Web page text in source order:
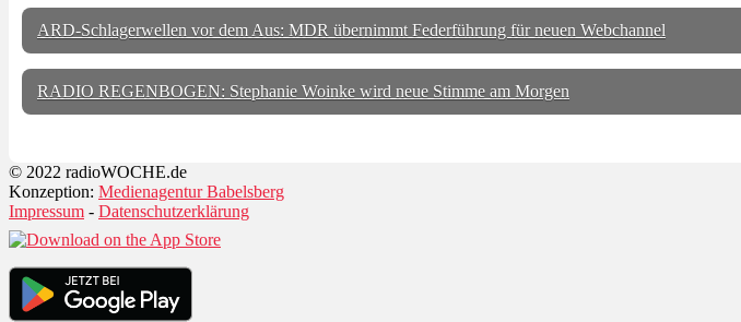
ARD-Schlagerwellen vor dem Aus: MDR übernimmt Federführung für neuen Webchannel
RADIO REGENBOGEN: Stephanie Woinke wird neue Stimme am Morgen
© 2022 radioWOCHE.de
Konzeption: Medienagentur Babelsberg
Impressum - Datenschutzerklärung